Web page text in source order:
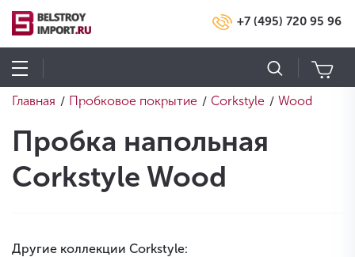
+7 (495) 720 95 96
Главная / Пробковое покрытие / Corkstyle / Wood
Пробка напольная
Corkstyle Wood
Другие коллекции Corkstyle: